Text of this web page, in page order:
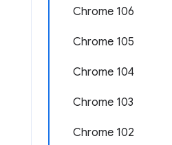
Chrome 106
Chrome 105
Chrome 104
Chrome 103
Chrome 102